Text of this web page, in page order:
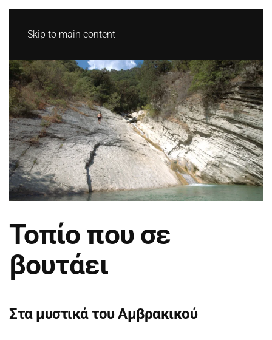
Skip to main content
Τοπίο που σε
βουτάει
Στα μυστικά του Αμβρακικού